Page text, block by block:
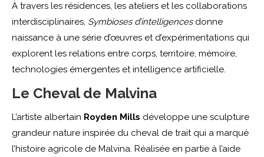
À travers les résidences, les ateliers et les collaborations
interdisciplinaires, Symbioses d’intelligencesdonne
naissance à une série d’œuvres et d’expérimentations qui
explorent les relations entre corps, territoire, mémoire,
technologies émergentes et intelligence artificielle.
Le Cheval de Malvina
L’artiste albertain Royden Mills développe une sculpture
grandeur nature inspirée du cheval de trait qui a marqué
l’histoire agricole de Malvina. Réalisée en partie à l’aide